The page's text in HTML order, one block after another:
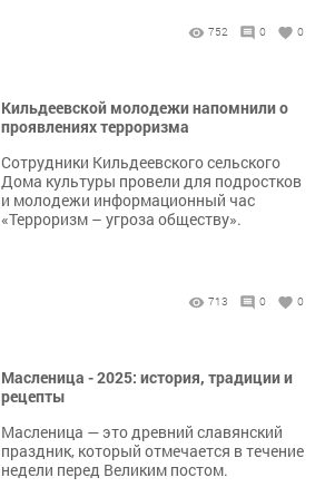
752 0 0
Кильдеевской молодежи напомнили о
проявлениях терроризма
Сотрудники Кильдеевского сельского
Дома культуры провели для подростков
и молодежи информационный час
«Терроризм – угроза обществу».
713 0 0
Масленица - 2025: история, традиции и
рецепты
Масленица — это древний славянский
праздник, который отмечается в течение
недели перед Великим постом.